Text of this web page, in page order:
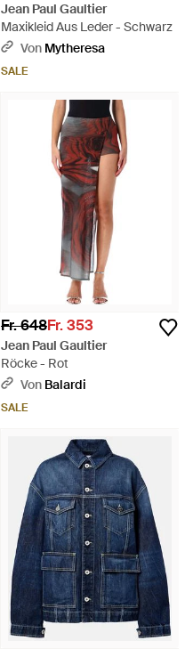
Jean Paul Gaultier
Maxikleid Aus Leder - Schwarz
Von Mytheresa
SALE
Fr. 648Fr. 353
Jean Paul Gaultier
Röcke - Rot
Von Balardi
SALE